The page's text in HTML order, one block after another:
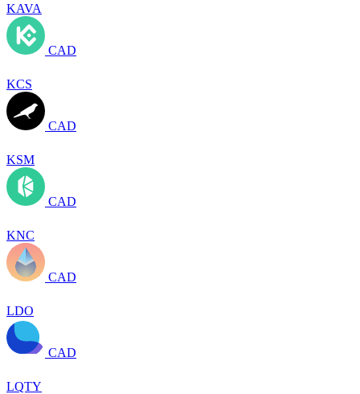
KAVA
CAD
KCS
CAD
KSM
CAD
KNC
CAD
LDO
CAD
LQTY